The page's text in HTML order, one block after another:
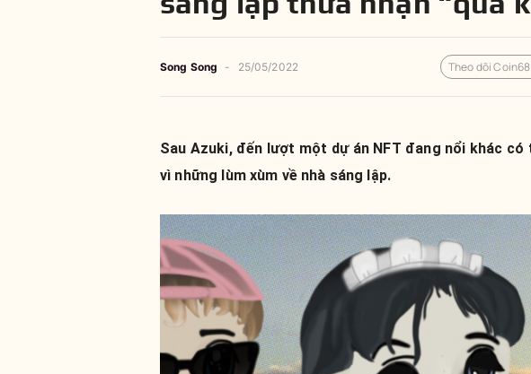
Song Song - 25/05/2022 Theo dõi
Sau Azuki, đến lượt một dự án NFT đang nổi khác
vì những lùm xùm về nhà sáng lập.